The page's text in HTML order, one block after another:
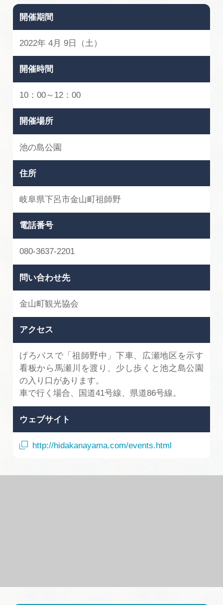
開催期間
2022年 4月 9日（土）
開催時間
10：00～12：00
開催場所
池の島公園
住所
岐阜県下呂市金山町祖師野
電話番号
080-3637-2201
問い合わせ先
金山町観光協会
アクセス
げろバスで「祖師野中」下車、広瀬地区を示す
看板から馬瀬川を渡り、少し歩くと池之島公園
の入り口があります。
車で行く場合、国道41号線、県道86号線。
ウェブサイト
http://hidakanayama.com/events.html